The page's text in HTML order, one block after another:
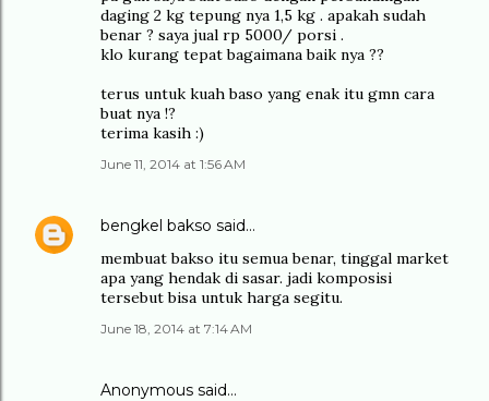
daging 2 kg tepung nya 1,5 kg . apakah sudah
benar ? saya jual rp 5000/ porsi .
klo kurang tepat bagaimana baik nya ??
terus untuk kuah baso yang enak itu gmn cara
buat nya !?
terima kasih :)
June 11, 2014 at 1:56 AM
bengkel bakso said…
membuat bakso itu semua benar, tinggal market
apa yang hendak di sasar. jadi komposisi
tersebut bisa untuk harga segitu.
June 18, 2014 at 7:14 AM
Anonymous said…